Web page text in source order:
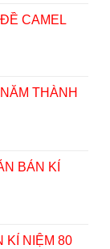
CAMEL
THÀNH
BẢN KỈ
KỈ NIỆM 80